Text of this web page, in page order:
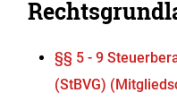
§§ 5 - 9
(StBVG)